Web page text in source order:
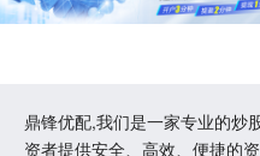
鼎锋优配,我们是一家专业的炒
资者提供安全、高效、便捷的